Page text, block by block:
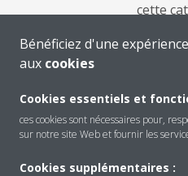
cette
Bénéficiez d'une
aux cookies
Cookies essentiels et
ces cookies sont nécessaires pour,
sur notre site Web et fournir les
Cookies supplémentaires :